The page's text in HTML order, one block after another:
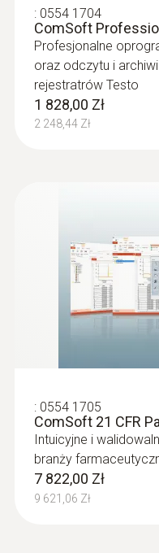
Dzięki
być monitorowane
pomaga
temperaturę; dane
analizowane i
testo 556
* testo
: 0554 1704
ComSoft
Profesjonalne
oraz odczytu i
rejestratrów Testo
1 828,00 Zł
2 248,44 Zł
: 0554 1705
ComSoft 21 CFR
Intuicyjne i
branży
7 822,00 Zł
9 621,06 Zł